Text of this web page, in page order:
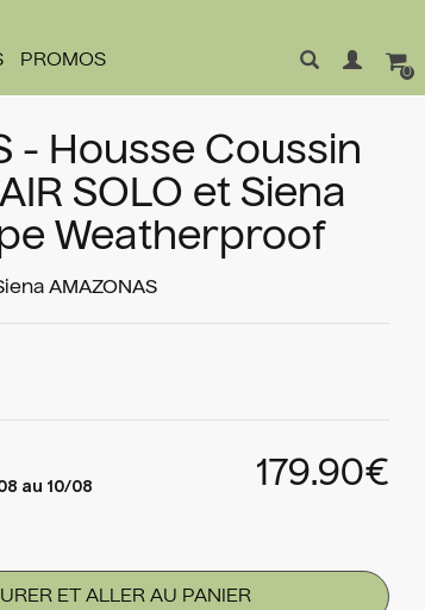
PROMOS
0
- Housse Coussin
SOLO et Siena
Weatherproof
AMAZONAS
au 10/08
179.90€
ET ALLER AU PANIER